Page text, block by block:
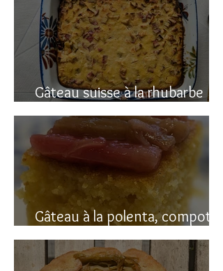
Gâteau suisse à la rhubarbe
(avec polenta)
Gâteau à la polenta, compotée
de rhubarbe (sans gluten)